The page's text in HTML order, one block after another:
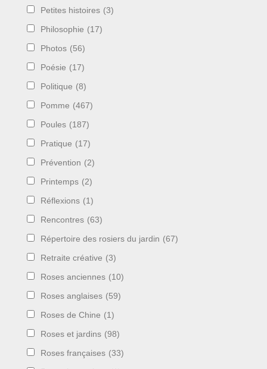
Petites histoires (3)
Philosophie (17)
Photos (56)
Poésie (17)
Politique (8)
Pomme (467)
Poules (187)
Pratique (17)
Prévention (2)
Printemps (2)
Réflexions (1)
Rencontres (63)
Répertoire des rosiers du jardin (67)
Retraite créative (3)
Roses anciennes (10)
Roses anglaises (59)
Roses de Chine (1)
Roses et jardins (98)
Roses françaises (33)